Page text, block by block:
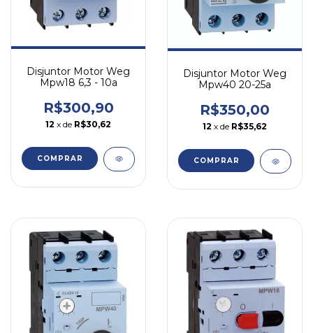
Disjuntor Motor Weg
Mpw18 6,3 - 10a
R$300,90
12 x de R$30,62
COMPRAR
Disjuntor Motor Weg
Mpw40 20-25a
R$350,00
12 x de R$35,62
COMPRAR